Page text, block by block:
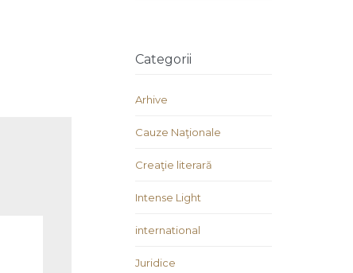
Categorii
Arhive
Cauze Naţionale
Creaţie literară
Intense Light
international
Juridice